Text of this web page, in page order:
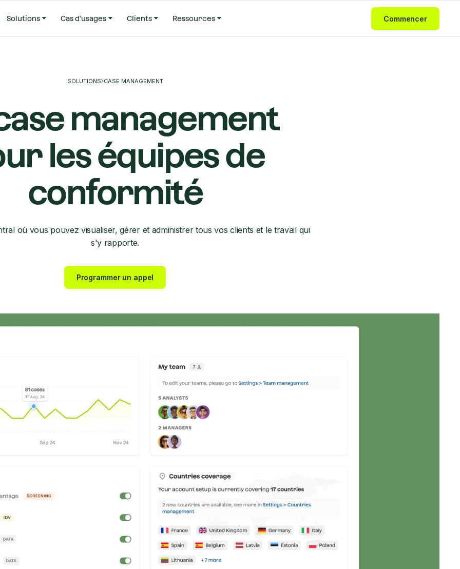
Solutions Cas d'usages Clients Ressources Commencer
SOLUTIONS CASE MANAGEMENT
management
les équipes de
conformité
où vous pouvez visualiser, gérer et administrer tous vos clients et le travail qui
s'y rapporte.
Programmer un appel